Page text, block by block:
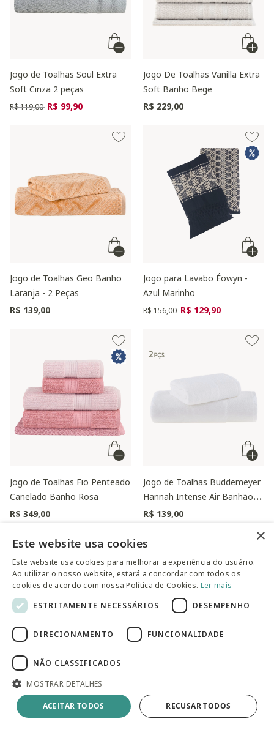
Jogo de Toalhas Soul Extra
Soft Cinza 2 peças
Preço reduzido de
R$ 119,00 para
R$ 99,90
Jogo De Toalhas Vanilla Extra
Soft Banho Bege
R$ 229,00
Jogo de Toalhas Geo Banho
Laranja - 2 Peças
R$ 139,00
Jogo para Lavabo Éowyn -
Azul Marinho
Preço reduzido de
R$ 156,00 para
R$ 129,90
Jogo de Toalhas Fio Penteado
Canelado Banho Rosa
R$ 349,00
Jogo de Toalhas Buddemeyer
Hannah Intense Air Banhão
Branco 2 peças
R$ 139,00
Jogo de Toalhas Buddemeyer
Hannah Intense Air Banhão
Branco 5 peças
R$ 329,00
500G/M²
Preço reduzido de
R$ 408,00para
R$ 299,90
×
Este website usa cookies
Este website usa cookies para melhorar a experiência do usuário.
Ao utilizar o nosso website, estará a concordar com todos os
cookies de acordo com nossa Política de Cookies. Ler mais
ESTRITAMENTE NECESSÁRIOS
DESEMPENHO
DIRECIONAMENTO FUNCIONALIDADE
NÃO CLASSIFICADOS
MOSTRAR DETALHES
ACEITAR TODOS RECUSAR TODOS